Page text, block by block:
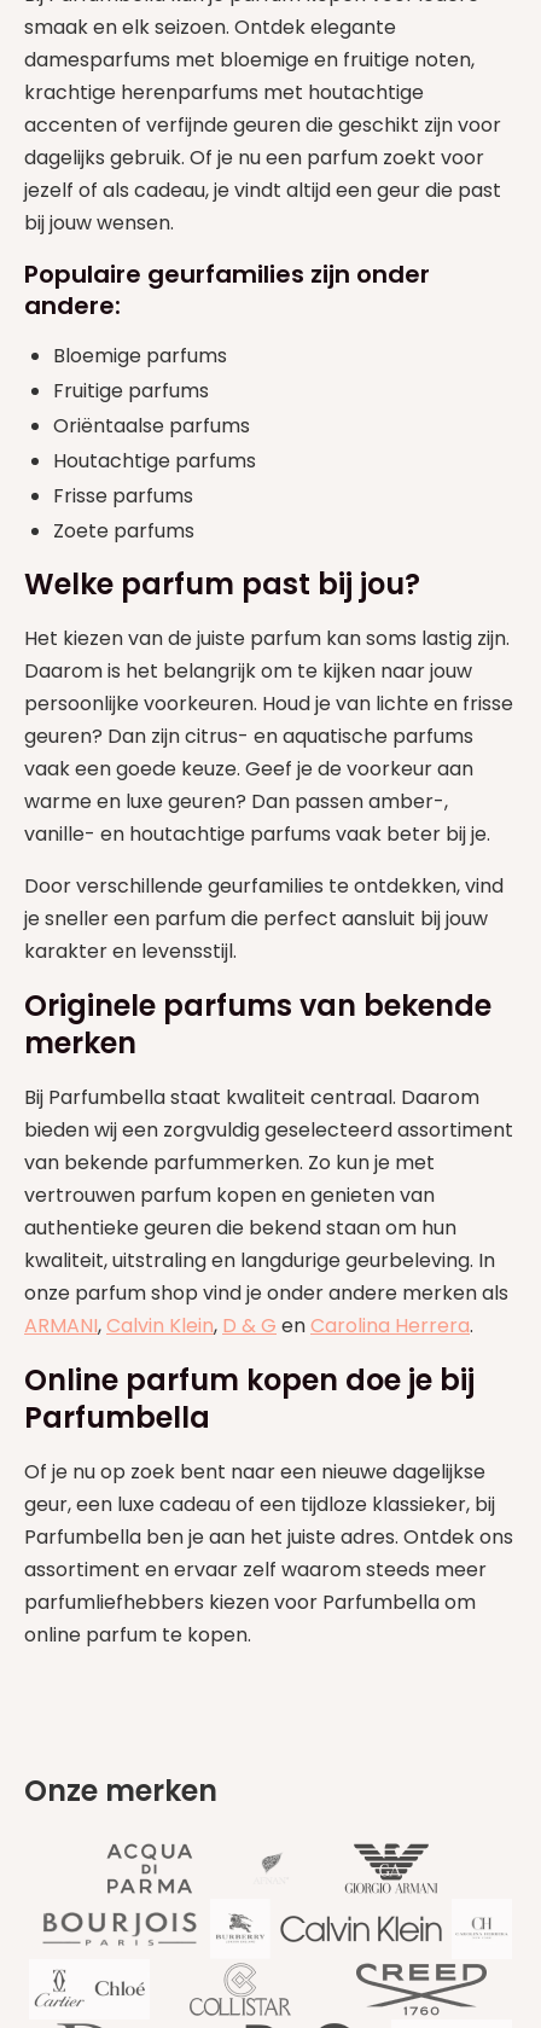
smaak en elk seizoen. Ontdek elegante
damesparfums met bloemige en fruitige noten,
krachtige herenparfums met houtachtige
accenten of verfijnde geuren die geschikt zijn voor
dagelijks gebruik. Of je nu een parfum zoekt voor
jezelf of als cadeau, je vindt altijd een geur die past
bij jouw wensen.
Populaire geurfamilies zijn onder
andere:
Bloemige parfums
Fruitige parfums
Oriëntaalse parfums
Houtachtige parfums
Frisse parfums
Zoete parfums
Welke parfum past bij jou?
Het kiezen van de juiste parfum kan soms lastig zijn.
Daarom is het belangrijk om te kijken naar jouw
persoonlijke voorkeuren. Houd je van lichte en frisse
geuren? Dan zijn citrus- en aquatische parfums
vaak een goede keuze. Geef je de voorkeur aan
warme en luxe geuren? Dan passen amber-,
vanille- en houtachtige parfums vaak beter bij je.
Door verschillende geurfamilies te ontdekken, vind
je sneller een parfum die perfect aansluit bij jouw
karakter en levensstijl.
Originele parfums van bekende
merken
Bij Parfumbella staat kwaliteit centraal. Daarom
bieden wij een zorgvuldig geselecteerd assortiment
van bekende parfummerken. Zo kun je met
vertrouwen parfum kopen en genieten van
authentieke geuren die bekend staan om hun
kwaliteit, uitstraling en langdurige geurbeleving. In
onze parfum shop vind je onder andere merken als
ARMANI,Calvin Klein, D & G enCarolina Herrera.
Online parfum kopen doe je bij
Parfumbella
Of je nu op zoek bent naar een nieuwe dagelijkse
geur, een luxe cadeau of een tijdloze klassieker, bij
Parfumbella ben je aan het juiste adres. Ontdek ons
assortiment en ervaar zelf waarom steeds meer
parfumliefhebbers kiezen voor Parfumbella om
online parfum te kopen.
Onze merken